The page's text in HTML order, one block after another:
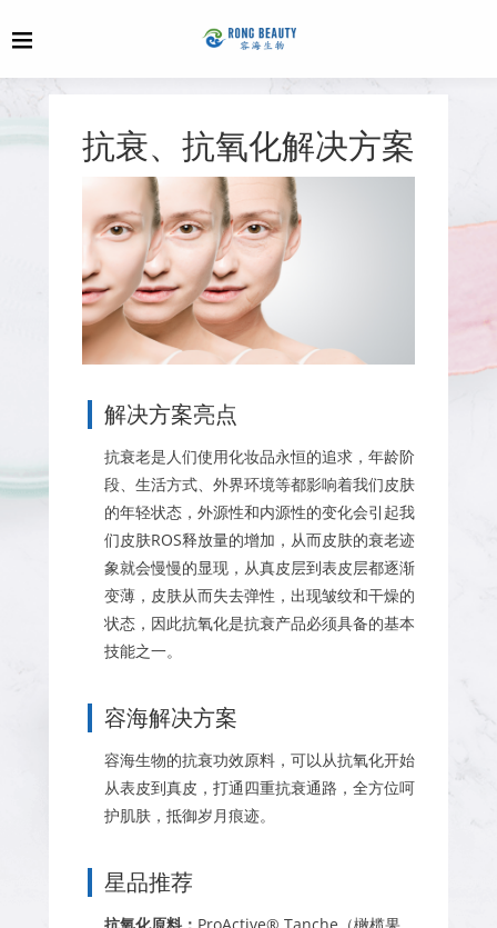
抗衰、抗氧化解决方案
解决方案亮点
抗衰老是人们使用化妆品永恒的追求，年龄阶
段、生活方式、外界环境等都影响着我们皮肤
的年轻状态，外源性和内源性的变化会引起我
们皮肤ROS释放量的增加，从而皮肤的衰老迹
象就会慢慢的显现，从真皮层到表皮层都逐渐
变薄，皮肤从而失去弹性，出现皱纹和干燥的
状态，因此抗氧化是抗衰产品必须具备的基本
技能之一。
容海解决方案
容海生物的抗衰功效原料，可以从抗氧化开始
从表皮到真皮，打通四重抗衰通路，全方位呵
护肌肤，抵御岁月痕迹。
星品推荐